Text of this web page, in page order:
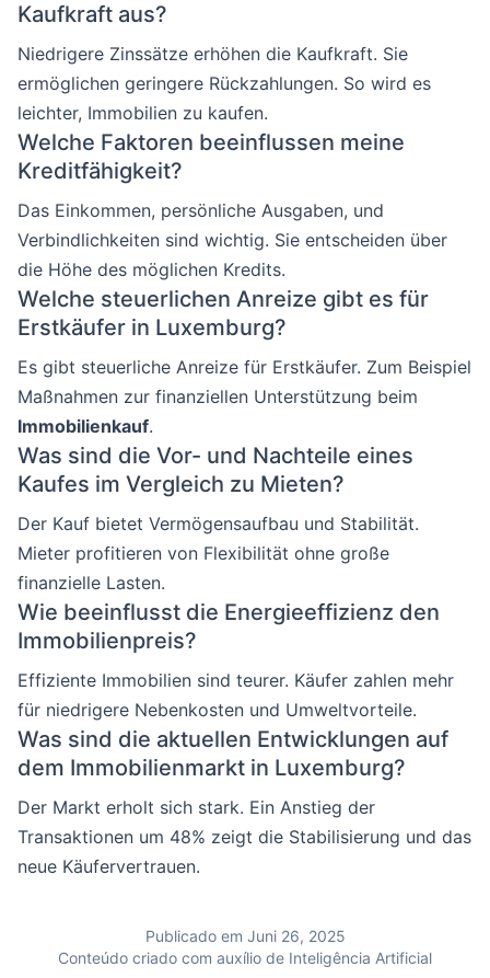
Kaufkraft aus?
Niedrigere Zinssätze erhöhen die Kaufkraft. Sie
ermöglichen geringere Rückzahlungen. So wird es
leichter, Immobilien zu kaufen.
Welche Faktoren beeinflussen meine
Kreditfähigkeit?
Das Einkommen, persönliche Ausgaben, und
Verbindlichkeiten sind wichtig. Sie entscheiden über
die Höhe des möglichen Kredits.
Welche steuerlichen Anreize gibt es für
Erstkäufer in Luxemburg?
Es gibt steuerliche Anreize für Erstkäufer. Zum Beispiel
Maßnahmen zur finanziellen Unterstützung beim
Immobilienkauf.
Was sind die Vor- und Nachteile eines
Kaufes im Vergleich zu Mieten?
Der Kauf bietet Vermögensaufbau und Stabilität.
Mieter profitieren von Flexibilität ohne große
finanzielle Lasten.
Wie beeinflusst die Energieeffizienz den
Immobilienpreis?
Effiziente Immobilien sind teurer. Käufer zahlen mehr
für niedrigere Nebenkosten und Umweltvorteile.
Was sind die aktuellen Entwicklungen auf
dem Immobilienmarkt in Luxemburg?
Der Markt erholt sich stark. Ein Anstieg der
Transaktionen um 48% zeigt die Stabilisierung und das
neue Käufervertrauen.
Publicado em Juni 26, 2025
Conteúdo criado com auxílio de Inteligência Artificial